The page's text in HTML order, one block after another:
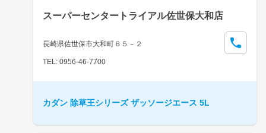
スーパーセンタートライアル佐世保大和店
長崎県佐世保市大和町６５－２
TEL: 0956-46-7700
カダン 除草王シリーズ ザッソージエース 5L